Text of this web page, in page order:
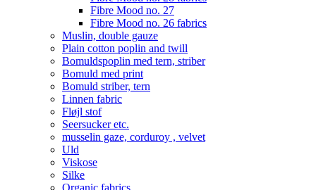
Fibre Mood no. 27
Fibre Mood no. 26 fabrics
Muslin, double gauze
Plain cotton poplin and twill
Bomuldspoplin med tern, striber
Bomuld med print
Bomuld striber, tern
Linnen fabric
Fløjl stof
Seersucker etc.
musselin gaze, corduroy , velvet
Uld
Viskose
Silke
Organic fabrics